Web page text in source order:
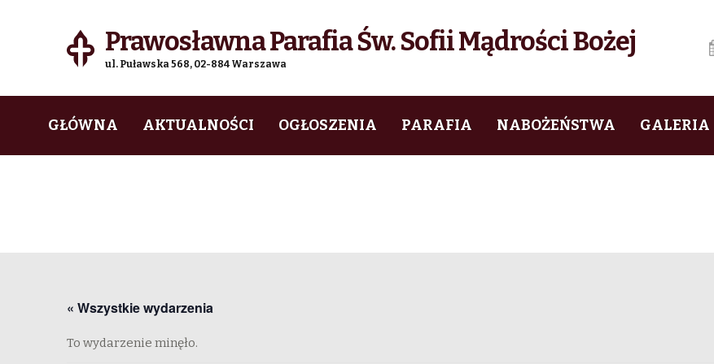
Prawosławna Parafia Św. Sofii Mądrości Bożej
ul. Puławska 568, 02-884 Warszawa
to
to
GŁÓWNA AKTUALNOŚCI OGŁOSZENIA PARAFIA NABOŻEŃSTWA GALERIA
« Wszystkie wydarzenia
To wydarzenie minęło.